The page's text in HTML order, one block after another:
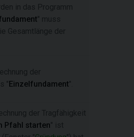
in das Programm
" muss
Gesamtlänge der
der
"Einzelfundament".
der Tragfähigkeit
Pfahl starten" ist